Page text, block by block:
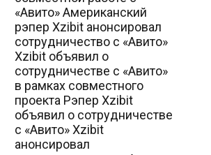
«Авито» Американский
рэпер Xzibit анонсировал
сотрудничество с «Авито»
Xzibit объявил о
сотрудничестве с «Авито»
в рамках совместного
проекта Рэпер Xzibit
объявил о сотрудничестве
с «Авито» Xzibit
анонсировал